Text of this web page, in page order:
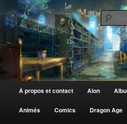
au
contenu
principalLe Manège de
principal
À propos et contact Aion
Animés Comics Dragon Age